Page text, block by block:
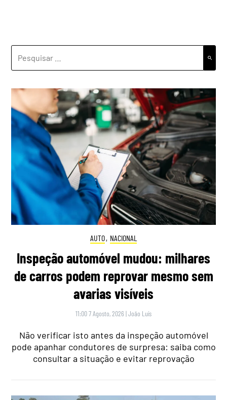
AUTO, NACIONAL
Inspeção automóvel mudou: milhares
de carros podem reprovar mesmo sem
avarias visíveis
11:00 7 Agosto, 2026 |João Luís
Não verificar isto antes da inspeção automóvel
pode apanhar condutores de surpresa: saiba como
consultar a situação e evitar reprovação